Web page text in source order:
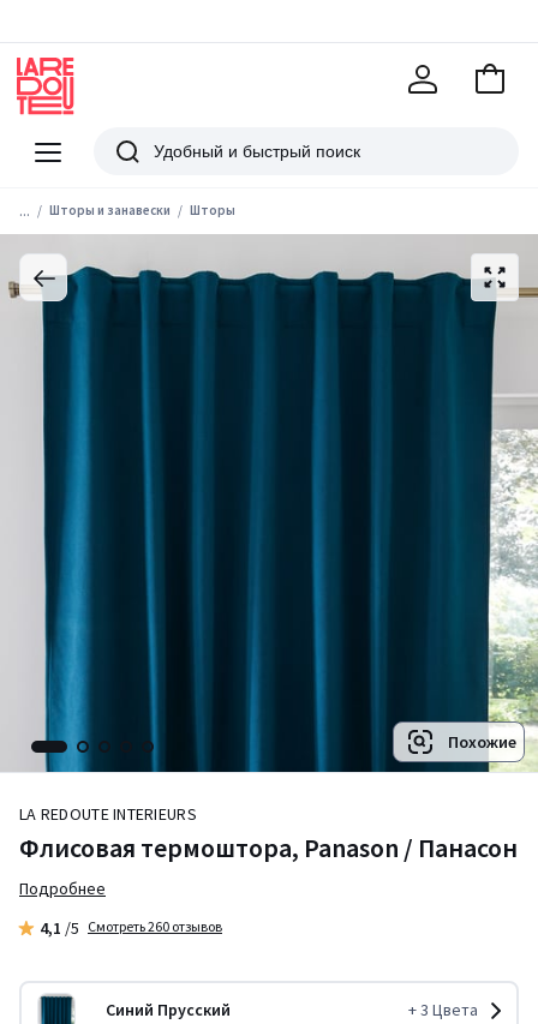
Меню
Redoute
Поиск
В
... Шторы и занавески Шторы
Похожие
LA REDOUTE INTERIEURS
Флисовая термоштора, Panason / Панасон
Подробнее
4,1 /5 Смотреть 260 отзывов
Синий Прусский +3 Цвета